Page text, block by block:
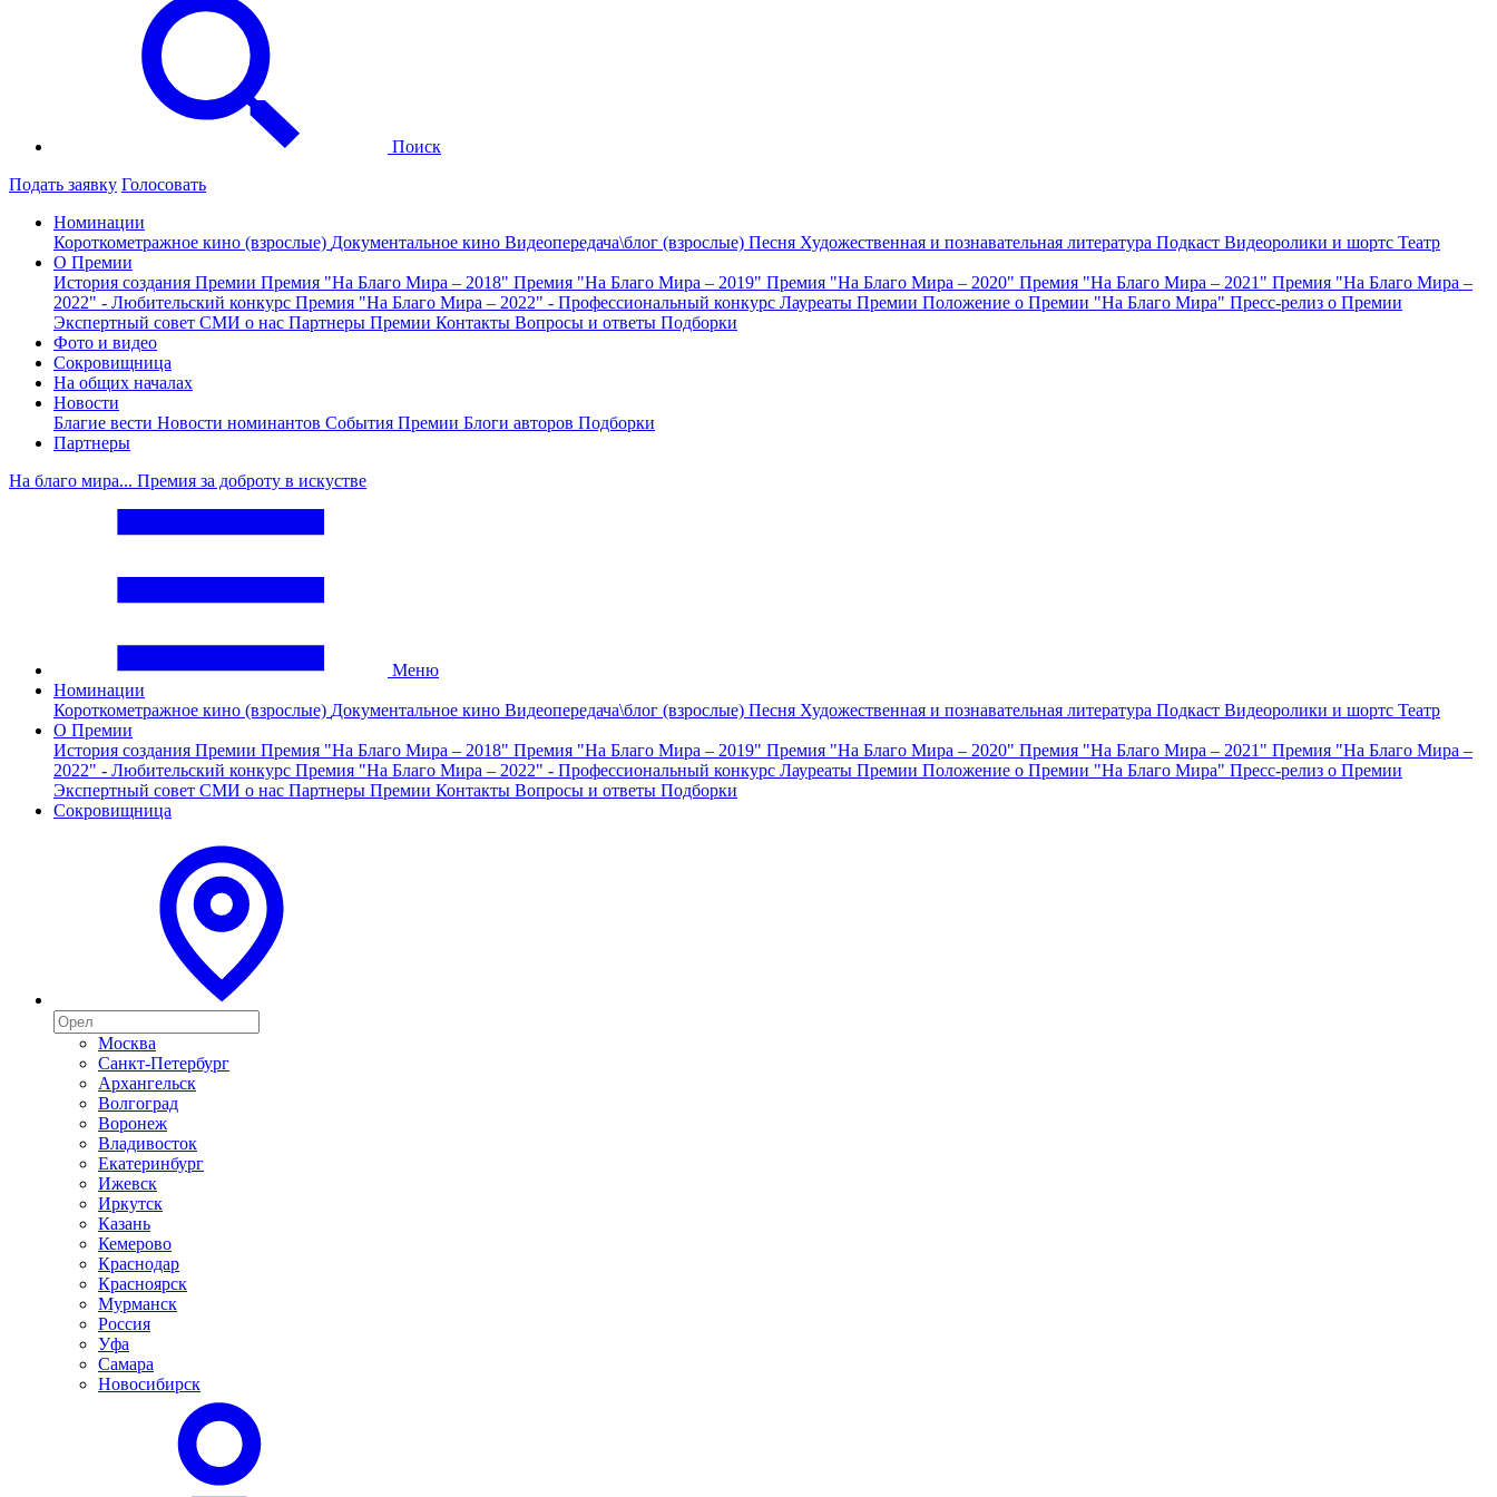
Поиск
Подать заявку Голосовать
Номинации
Короткометражное кино (взрослые) Документальное кино Видеопередача\блог (взрослые) Песня Художественная и познавательная литература Подкаст Видеоролики и шортс Театр
О Премии
История создания Премии Премия "На Благо Мира – 2018" Премия "На Благо Мира – 2019" Премия "На Благо Мира – 2020" Премия "На Благо Мира – 2021" Премия "На Благо Мира –
2022" - Любительский конкурс Премия "На Благо Мира – 2022" - Профессиональный конкурс Лауреаты Премии Положение о Премии "На Благо Мира" Пресс-релиз о Премии
Экспертный совет СМИ о нас Партнеры Премии Контакты Вопросы и ответы Подборки
Фото и видео
Сокровищница
На общих началах
Новости
Благие вести Новости номинантов События Премии Блоги авторов Подборки
Партнеры
На благо мира... Премия за доброту в искустве
Меню
Номинации
Короткометражное кино (взрослые) Документальное кино Видеопередача\блог (взрослые) Песня Художественная и познавательная литература Подкаст Видеоролики и шортс Театр
О Премии
История создания Премии Премия "На Благо Мира – 2018" Премия "На Благо Мира – 2019" Премия "На Благо Мира – 2020" Премия "На Благо Мира – 2021" Премия "На Благо Мира –
2022" - Любительский конкурс Премия "На Благо Мира – 2022" - Профессиональный конкурс Лауреаты Премии Положение о Премии "На Благо Мира" Пресс-релиз о Премии
Экспертный совет СМИ о нас Партнеры Премии Контакты Вопросы и ответы Подборки
Сокровищница
Москва
Санкт-Петербург
Архангельск
Волгоград
Воронеж
Владивосток
Екатеринбург
Ижевск
Иркутск
Казань
Кемерово
Краснодар
Красноярск
Мурманск
Россия
Уфа
Самара
Новосибирск